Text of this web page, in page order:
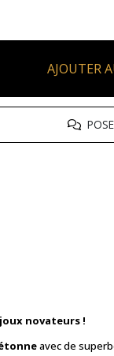
AJOUTER
novateurs !
avec de